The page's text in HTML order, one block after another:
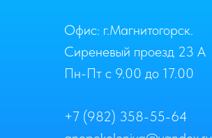
Офис: г.Магнитогорск.
Сиреневый проезд 23 А
Пн-Пт с 9.00 до 17.00
+7 (982) 358-55-64